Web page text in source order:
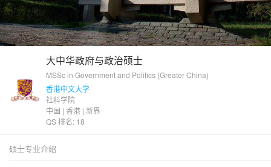
大中华政府与政治硕士
MSSc in Government and Politics (Greater China)
香港中文大学
社科学院
中国 | 香港 | 新界
QS 排名: 18
硕士专业介绍